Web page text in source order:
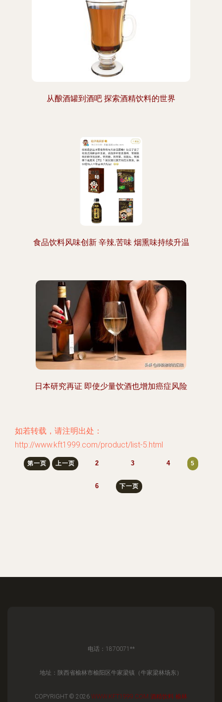
从酿酒罐到酒吧 探索酒精饮料的世界
食品饮料风味创新 辛辣,苦味 烟熏味持续升温
日本研究再证 即使少量饮酒也增加癌症风险
如若转载，请注明出处：
http://www.kft1999.com/product/list-5.html
第一页 上一页 2 3 4 5
6 下一页
电话：1870071**
地址：陕西省榆林市榆阳区牛家梁镇（牛家梁林场东）
COPYRIGHT © 2026 WWW.KFT1999.COM 酒精饮料 榆林